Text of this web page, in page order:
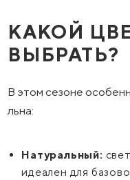
КАКОЙ
ВЫБРАТЬ?
В этом сезоне
льна:
Натуральный:
идеален для